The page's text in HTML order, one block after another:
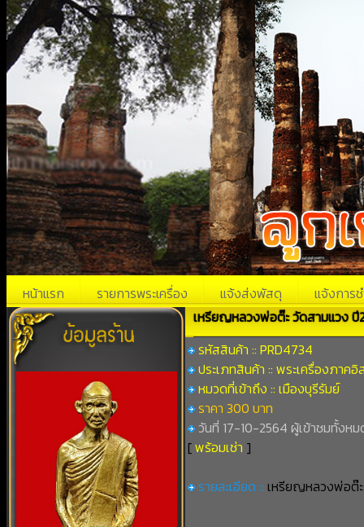
หน้าแรก รายการพระเครื่อง แจ้งส่งพัสดุ แจ้งการช
เหรียญหลวงพ่อต๊ะ วัดสามแวง ปี
รหัสสินค้า :: PRD4734
ประเภทสินค้า :: พระเครื่องภาคอิ
หมวดที่เข้าถึง :: เมืองบุรีรัมย์
ราคา 300 บาท
วันที่ 17-10-2564 ผู้เข้าชมทั้งห
[พร้อมเช่า ]
รายละเอียด :: เหรียญหลวงพ่อต๊